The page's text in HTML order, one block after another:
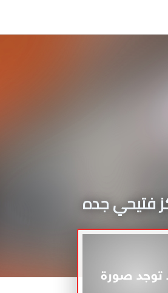
فتيحي جده